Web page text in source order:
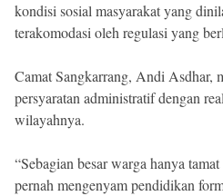
kondisi sosial masyarakat yang
terakomodasi oleh regulasi yang
Camat Sangkarrang, Andi Asdhar,
persyaratan administratif dengan
wilayahnya.
“Sebagian besar warga hanya
pernah mengenyam pendidikan